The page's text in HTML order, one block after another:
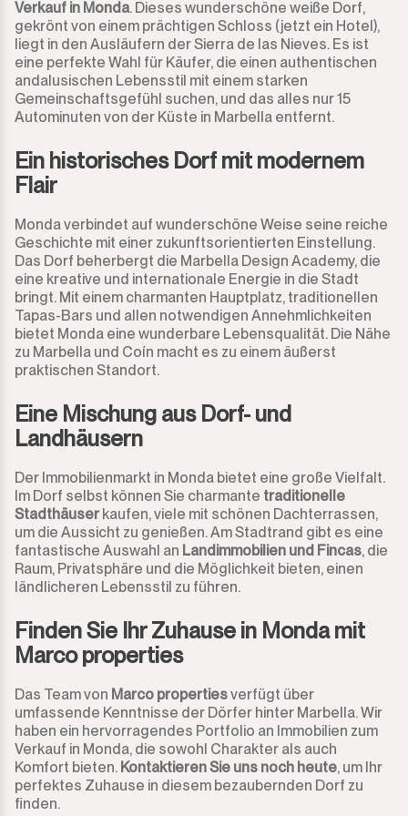
Guadalmina Alta
Guadalmina Baja
Guadiaro
La Duquesa
La Heredia
Los Arqueros
Los Flamingos
Manilva
Monda
Monte Halcones
Ojén
Pueblo Nuevo de Guadiaro
Punta Chullera
Ronda
San Diego
San Enrique
Geschäftsgegend
Grundstück
Grundstück mit Ruine
Bar
Restaurant
Hotel
Ladenlokal
Büro
Speicher
Nachtclub
Lagerhaus
Garage
Gewerbe
Anlegeplatz
Kiosk
Friseure
Aparthotel
900.000€
950.000€
1.000.000€
1.200.000€
1.300.000€
1.400.000€
1.500.000€
2.000.000€
900.000€
950.000€
1.000.000€
1.300.000€
1.400.000€
1.500.000€
Verkauf in Monda. Dieses wunderschöne weiße Dorf,
gekrönt von einem prächtigen Schloss (jetzt ein Hotel),
liegt in den Ausläufern der Sierra de las Nieves. Es ist
eine perfekte Wahl für Käufer, die einen authentischen
andalusischen Lebensstil mit einem starken
Gemeinschaftsgefühl suchen, und das alles nur 15
Autominuten von der Küste in Marbella entfernt.
Ein historisches Dorf mit modernem
Flair
Monda verbindet auf wunderschöne Weise seine reiche
Geschichte mit einer zukunftsorientierten Einstellung.
Das Dorf beherbergt die Marbella Design Academy, die
eine kreative und internationale Energie in die Stadt
bringt. Mit einem charmanten Hauptplatz, traditionellen
Tapas-Bars und allen notwendigen Annehmlichkeiten
bietet Monda eine wunderbare Lebensqualität. Die Nähe
zu Marbella und Coín macht es zu einem äußerst
praktischen Standort.
Eine Mischung aus Dorf- und
Landhäusern
Der Immobilienmarkt in Monda bietet eine große Vielfalt.
Im Dorf selbst können Sie charmante traditionelle
Stadthäuser kaufen, viele mit schönen Dachterrassen,
um die Aussicht zu genießen. Am Stadtrand gibt es eine
fantastische Auswahl an Landimmobilien und Fincas, die
Raum, Privatsphäre und die Möglichkeit bieten, einen
ländlicheren Lebensstil zu führen.
Finden Sie Ihr Zuhause in Monda mit
Marco properties
Das Team von Marco propertiesverfügt über
umfassende Kenntnisse der Dörfer hinter Marbella. Wir
haben ein hervorragendes Portfolio an Immobilien zum
Verkauf in Monda, die sowohl Charakter als auch
Komfort bieten. Kontaktieren Sie uns noch heute, um Ihr
perfektes Zuhause in diesem bezaubernden Dorf zu
finden.